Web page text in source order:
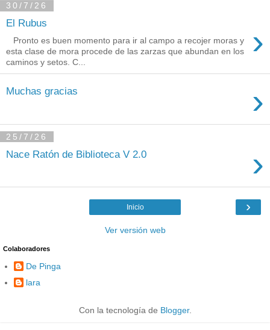
30/7/26
El Rubus ›
Pronto es buen momento para ir al campo a recojer moras y
esta clase de mora procede de las zarzas que abundan en los
caminos y setos. C...
Muchas gracias ›
25/7/26
Nace Ratón de Biblioteca V 2.0 ›
›
Inicio
Ver versión web
Colaboradores
De Pinga
lara
Con la tecnología de Blogger.